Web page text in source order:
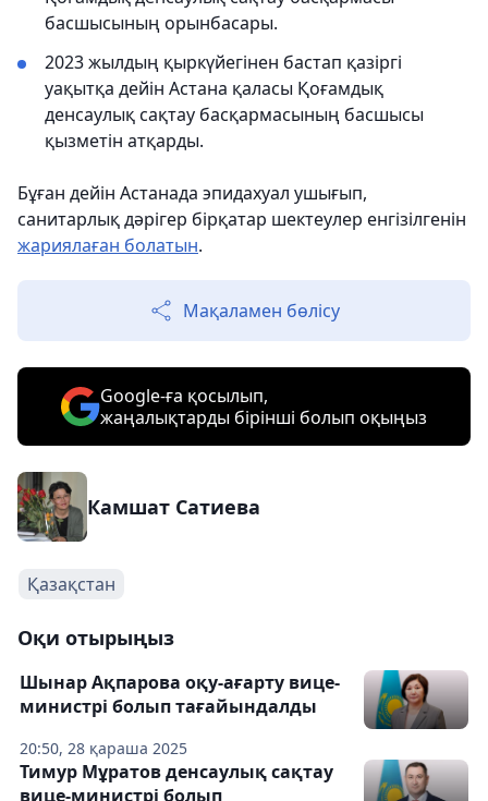
басшысының орынбасары.
2023 жылдың қыркүйегінен бастап қазіргі
уақытқа дейін Астана қаласы Қоғамдық
денсаулық сақтау басқармасының басшысы
қызметін атқарды.
Бұған дейін Астанада эпидахуал ушығып,
санитарлық дәрігер бірқатар шектеулер енгізілгенін
жариялаған болатын.
Мақаламен бөлісу
Google-ға қосылып,
жаңалықтарды бірінші болып оқыңыз
Камшат Сатиева
Қазақстан
Оқи отырыңыз
20:50, 28 қараша 2025
Шынар Ақпарова оқу-ағарту вице-
министрі болып тағайындалды
Тимур Мұратов денсаулық сақтау
вице-министрі болып